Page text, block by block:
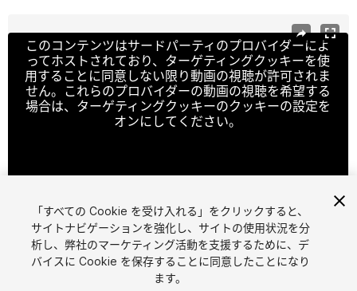
このコンテンツはサードパーティのプロバイダーによ
ってホストされており、ターゲティングクッキーを使
用することに同意しない限り動画の視聴が許可されま
せん。これらのプロバイダーの動画の視聴を希望する
場合は、ターゲティングクッキーのクッキーの設定を
オンにしてください。
1/ 21
「すべての Cookie を受け入れる」をクリックすると、
サイトナビゲーションを強化し、サイトの使用状況を分
析し、弊社のマーケティング活動を支援するために、デ
バイスに Cookie を保存することに同意したことになり
ます。